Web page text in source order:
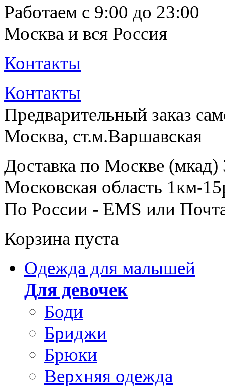
Работаем с 9:00 до 23:00
Москва и вся Россия
Контакты
Контакты
Предварительный заказ
Москва, ст.м.Варшавская
Доставка по Москве (мкад)
Московская область 1км-
По России - EMS или
Корзина пуста
Одежда для малышей
Для девочек
Боди
Бриджи
Брюки
Верхняя одежда